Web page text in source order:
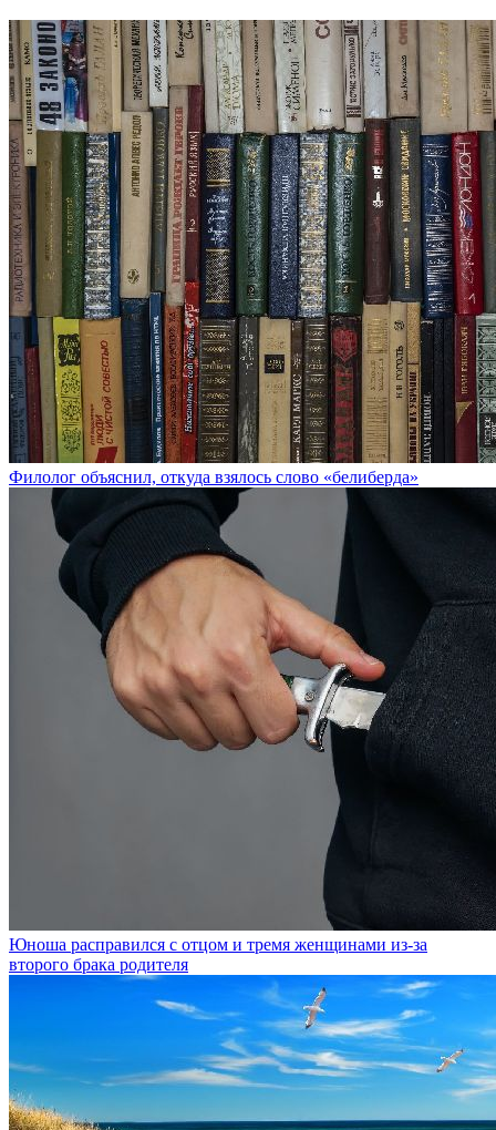
Филолог объяснил, откуда взялось слово «белиберда»
Юноша расправился с отцом и тремя женщинами из-за
второго брака родителя